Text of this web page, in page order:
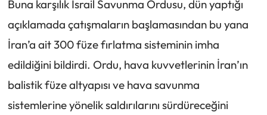
Buna karşılık İsrail Savunma Ordusu, dün yaptığı
açıklamada çatışmaların başlamasından bu yana
İran’a ait 300 füze fırlatma sisteminin imha
edildiğini bildirdi. Ordu, hava kuvvetlerinin İran’ın
balistik füze altyapısı ve hava savunma
sistemlerine yönelik saldırılarını sürdüreceğini